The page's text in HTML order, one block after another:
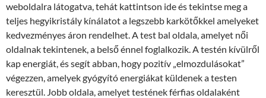
weboldalra látogatva, tehát kattintson ide és tekintse meg a
teljes hegyikristály kínálatot a legszebb karkötőkkel amelyeket
kedvezményes áron rendelhet. A test bal oldala, amelyet női
oldalnak tekintenek, a belső énnel foglalkozik. A testén kívülről
kap energiát, és segít abban, hogy pozitív „elmozdulásokat”
végezzen, amelyek gyógyító energiákat küldenek a testen
keresztül. Jobb oldala, amelyet testének férfias oldalaként